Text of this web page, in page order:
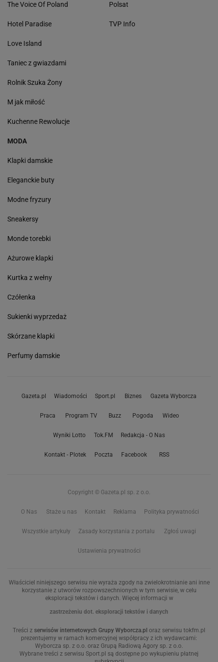
The Voice Of Poland
Hotel Paradise
Love Island
Taniec z gwiazdami
Rolnik Szuka Żony
M jak miłość
Kuchenne Rewolucje
Polsat
TVP Info
MODA
Klapki damskie
Eleganckie buty
Modne fryzury
Sneakersy
Monde torebki
Ażurowe klapki
Kurtka z wełny
Czółenka
Sukienki wyprzedaż
Skórzane klapki
Perfumy damskie
Gazeta.pl Wiadomości Sport.pl Biznes Gazeta Wyborcza
Praca Program TV Buzz Pogoda Wideo
Wyniki Lotto Tok.FM Redakcja - O Nas
Kontakt - Plotek Poczta Facebook RSS
Copyright © Gazeta.pl sp. z o.o.
O Nas Staże u nas Kontakt Reklama Polityka prywatności
Wszystkie artykuły Zasady korzystania z portalu Zgłoś uwagi
Ustawienia prywatności
Właściciel niniejszego serwisu nie wyraża zgody na zwielokrotnianie ani inne
korzystanie z utworów rozpowszechnionych w tym serwisie, w celu
eksploracji tekstów i danych. Więcej informacji w
zastrzeżeniu dot. eksploracji tekstów i danych
Treści z serwisów internetowych Grupy Wyborcza.pl oraz serwisu tokfm.pl
prezentujemy w ramach komercyjnej współpracy z ich wydawcami:
Wyborcza sp. z o.o. oraz Grupą Radiową Agory sp. z o.o.
Wybrane treści z serwisu Sport.pl są dostępne po wykupieniu płatnej